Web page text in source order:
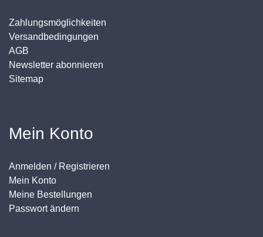
Zahlungsmöglichkeiten
Versandbedingungen
AGB
Newsletter abonnieren
Sitemap
Mein Konto
Anmelden / Registrieren
Mein Konto
Meine Bestellungen
Passwort ändern